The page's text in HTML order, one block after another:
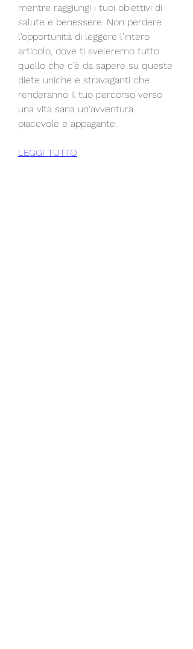
mentre raggiungi i tuoi obiettivi di
salute e benessere. Non perdere
l'opportunità di leggere l'intero
articolo, dove ti sveleremo tutto
quello che c'è da sapere su queste
diete uniche e stravaganti che
renderanno il tuo percorso verso
una vita sana un'avventura
piacevole e appagante.
LEGGI TUTTO